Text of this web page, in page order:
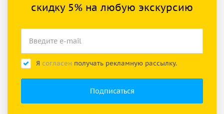
скидку 5% на любую экскурсию
Я согласен получать рекламную рассылку.